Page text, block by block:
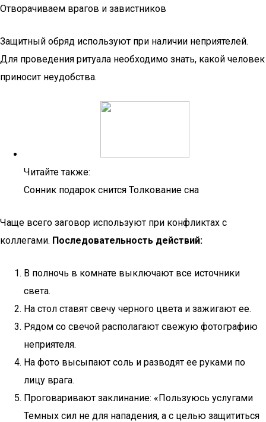
Отворачиваем врагов и завистников
Защитный обряд используют при наличии неприятелей.
Для проведения ритуала необходимо знать, какой человек
приносит неудобства.
Читайте также:
Сонник подарок снится Толкование сна
Чаще всего заговор используют при конфликтах с
коллегами. Последовательность действий:
В полночь в комнате выключают все источники
света.
На стол ставят свечу черного цвета и зажигают ее.
Рядом со свечой располагают свежую фотографию
неприятеля.
На фото высыпают соль и разводят ее руками по
лицу врага.
Проговаривают заклинание: «Пользуюсь услугами
Темных сил не для нападения, а с целью защититься